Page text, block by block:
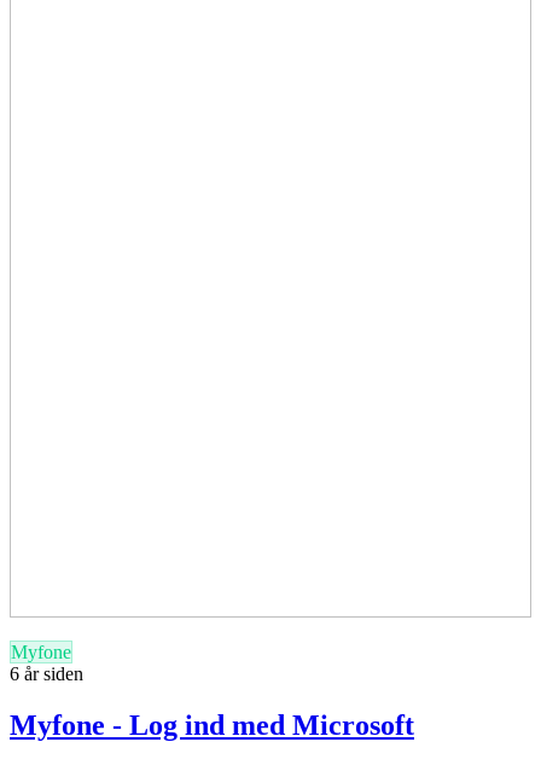
Myfone
6 år siden
Myfone - Log ind med Microsoft